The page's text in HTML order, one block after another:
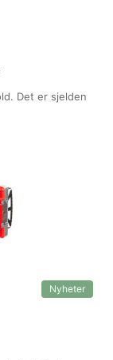
Det er sjelden
Nyheter